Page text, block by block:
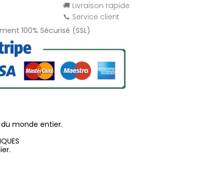
🚚 Livraison rapide
📞 Service client
100% Sécurisé (SSL)
monde entier.